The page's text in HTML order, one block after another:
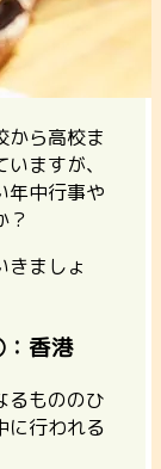
から高校ま
ますが、
年中行事や
？
きましょ
香港
るもののひ
に行われる